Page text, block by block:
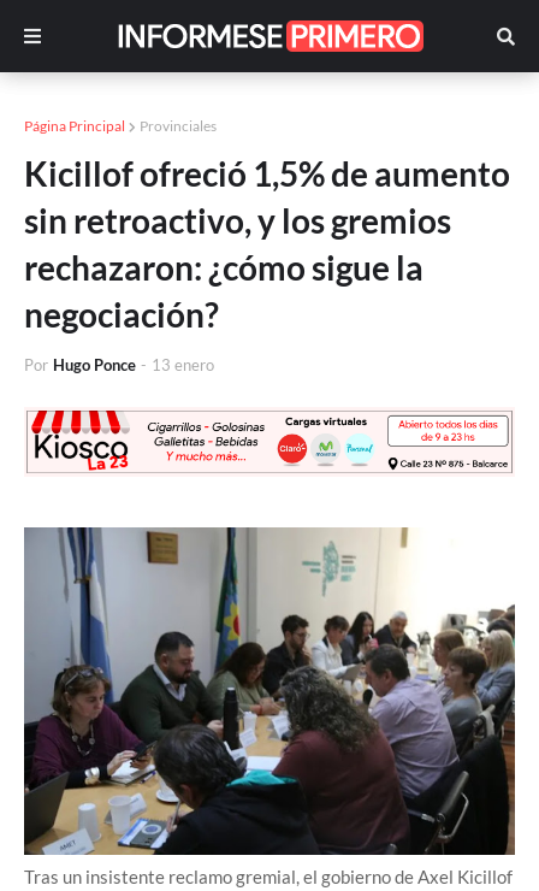
Página Principal Provinciales
Kicillof ofreció 1,5% de aumento
sin retroactivo, y los gremios
rechazaron: ¿cómo sigue la
negociación?
Por Hugo Ponce - 13 enero
Tras un insistente reclamo gremial, el gobierno de Axel Kicillof